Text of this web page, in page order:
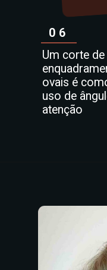
06
Um corte
ovais é
uso de
atenção